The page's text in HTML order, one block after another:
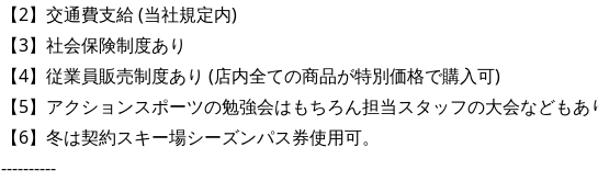
【2】交通費支給 (当社規定内)
【3】社会保険制度あり
【4】従業員販売制度あり (店内全ての商品が特別価格で購入可)
【5】アクションスポーツの勉強会はもちろん担当スタッフの大会などもあ
【6】冬は契約スキー場シーズンパス券使用可。
----------